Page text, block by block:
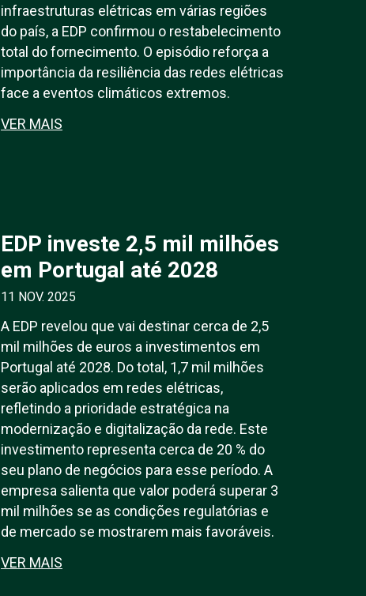
infraestruturas elétricas em várias regiões
do país, a EDP confirmou o restabelecimento
total do fornecimento. O episódio reforça a
importância da resiliência das redes elétricas
face a eventos climáticos extremos.
VER MAIS
EDP investe 2,5 mil milhões
em Portugal até 2028
11 NOV. 2025
A EDP revelou que vai destinar cerca de 2,5
mil milhões de euros a investimentos em
Portugal até 2028. Do total, 1,7 mil milhões
serão aplicados em redes elétricas,
refletindo a prioridade estratégica na
modernização e digitalização da rede. Este
investimento representa cerca de 20 % do
seu plano de negócios para esse período. A
empresa salienta que valor poderá superar 3
mil milhões se as condições regulatórias e
de mercado se mostrarem mais favoráveis.
VER MAIS